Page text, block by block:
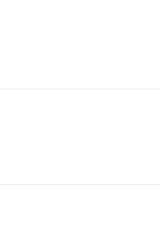
Ayşegül Arı ise
tamamen
ardından
eden Arı,
diye konuştu.